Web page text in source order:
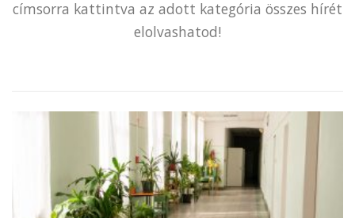
címsorra kattintva az adott kategória összes hírét
elolvashatod!